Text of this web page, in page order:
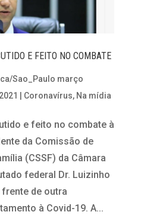
E FEITO NO COMBATE
Sao_Paulo março
Coronavírus, Na mídia
e feito no combate à
da Comissão de
(CSSF) da Câmara
federal Dr. Luizinho
de outra
à Covid-19. A...